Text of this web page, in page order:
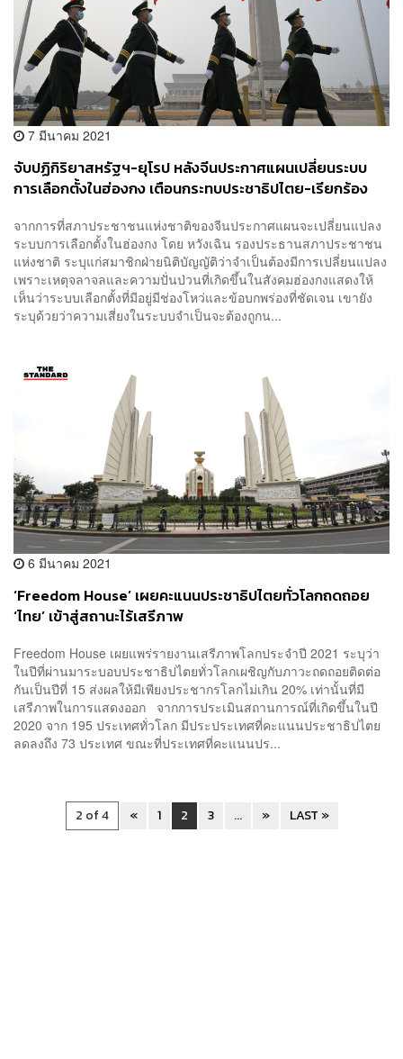
7 มีนาคม 2021
จับปฏิกิริยาสหรัฐฯ-ยุโรป หลังจีนประกาศแผนเปลี่ยนระบบ
การเลือกตั้งในฮ่องกง เตือนกระทบประชาธิปไตย-เรียกร้อง
จากการที่สภาประชาชนแห่งชาติของจีนประกาศแผนจะเปลี่ยนแปลง
ระบบการเลือกตั้งในฮ่องกง โดย หวังเฉิน รองประธานสภาประชาชน
แห่งชาติ ระบุแก่สมาชิกฝ่ายนิติบัญญัติว่าจำเป็นต้องมีการเปลี่ยนแปลง
เพราะเหตุจลาจลและความปั่นป่วนที่เกิดขึ้นในสังคมฮ่องกงแสดงให้
เห็นว่าระบบเลือกตั้งที่มีอยู่มีช่องโหว่และข้อบกพร่องที่ชัดเจน เขายัง
ระบุด้วยว่าความเสี่ยงในระบบจำเป็นจะต้องถูกน...
6 มีนาคม 2021
‘Freedom House’ เผยคะแนนประชาธิปไตยทั่วโลกถดถอย
‘ไทย’ เข้าสู่สถานะไร้เสรีภาพ
Freedom House เผยแพร่รายงานเสรีภาพโลกประจำปี 2021 ระบุว่า
ในปีที่ผ่านมาระบอบประชาธิปไตยทั่วโลกเผชิญกับภาวะถดถอยติดต่อ
กันเป็นปีที่ 15 ส่งผลให้มีเพียงประชากรโลกไม่เกิน 20% เท่านั้นที่มี
เสรีภาพในการแสดงออก จากการประเมินสถานการณ์ที่เกิดขึ้นในปี
2020 จาก 195 ประเทศทั่วโลก มีประประเทศที่คะแนนประชาธิปไตย
ลดลงถึง 73 ประเทศ ขณะที่ประเทศที่คะแนนปร...
2 of 4 « 1 2 3 ... » LAST »